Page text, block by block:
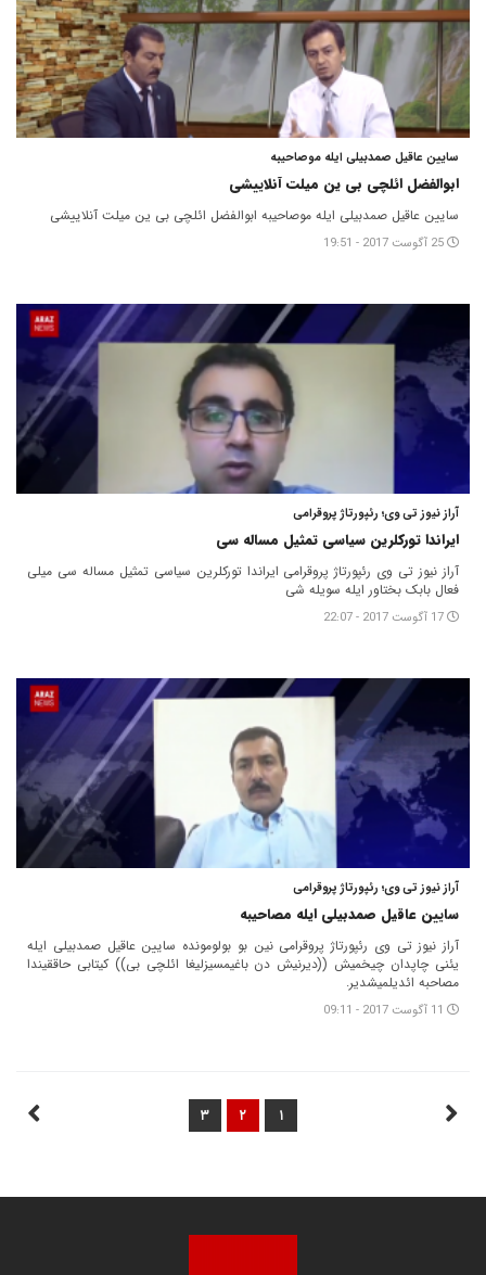
سایین عاقیل صمدبیلی ایله موصاحیبه
ابوالفضل ائلچی بی ین میلت آنلاییشی
سایین عاقیل صمدبیلی ایله موصاحیبه ابوالفضل ائلچی بی ین میلت آنلاییشی
25 آگوست 2017 - 19:51
آراز نیوز تی وی؛ رئپورتاژ پروقرامی
ایراندا تورکلرین سیاسی تمثیل مساله سی
آراز نیوز تی وی رئپورتاژ پروقرامی ایراندا تورکلرین سیاسی تمثیل مساله سی میلی
فعال بابک بختاور ایله سویله شی
17 آگوست 2017 - 22:07
آراز نیوز تی وی؛ رئپورتاژ پروقرامی
سایین عاقیل صمدبیلی ایله مصاحیبه
آراز نیوز تی وی رئپورتاژ پروقرامی نین بو بولومونده سایین عاقیل صمدبیلی ایله
یئنی چاپدان چیخمیش ((دیرنیش دن باغیمسیزلیغا ائلچی بی)) کیتابی حاققیندا
مصاحبه ائدیلمیشدیر.
11 آگوست 2017 - 09:11
۱ ۲ ۳